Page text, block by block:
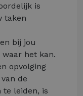
is
taken
bij jou
het kan.
opvolging
de
te leiden, is